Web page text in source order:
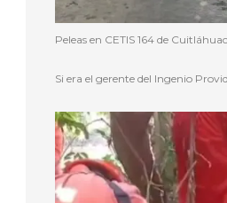
Peleas en CETIS 164 de Cuitláhuac
Si era el gerente del Ingenio